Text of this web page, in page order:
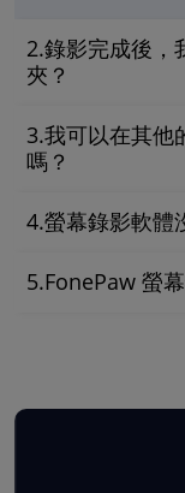
2.錄影完成後，
夾？
3.我可以在其他
嗎？
4.螢幕錄影軟體
5.FonePaw 螢